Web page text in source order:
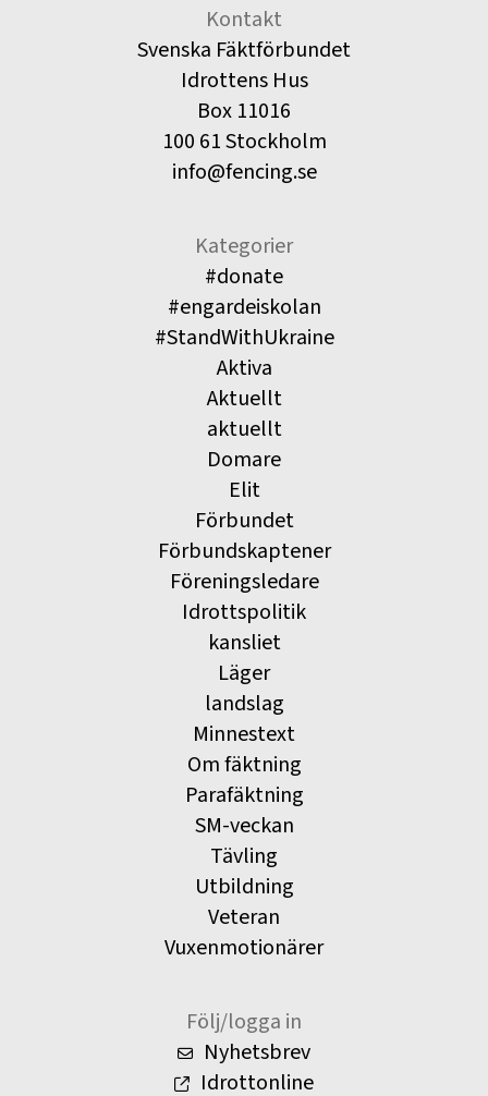
Kontakt
Svenska Fäktförbundet
Idrottens Hus
Box 11016
100 61 Stockholm
info@fencing.se
Kategorier
#donate
#engardeiskolan
#StandWithUkraine
Aktiva
Aktuellt
aktuellt
Domare
Elit
Förbundet
Förbundskaptener
Föreningsledare
Idrottspolitik
kansliet
Läger
landslag
Minnestext
Om fäktning
Parafäktning
SM-veckan
Tävling
Utbildning
Veteran
Vuxenmotionärer
Följ/logga in
Nyhetsbrev
Idrottonline